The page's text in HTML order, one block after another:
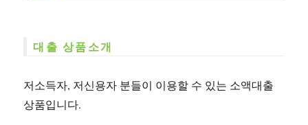
대출 상품소개
저소득자, 저신용자 분들이 이용할 수 있는 소액대출
상품입니다.